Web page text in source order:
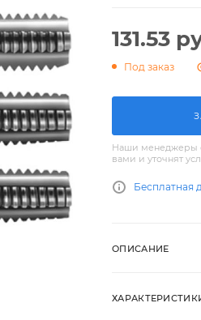
131.53
Под заказ
Наши менеджеры
вами и уточнят
Бесплатная
ОПИСАНИЕ